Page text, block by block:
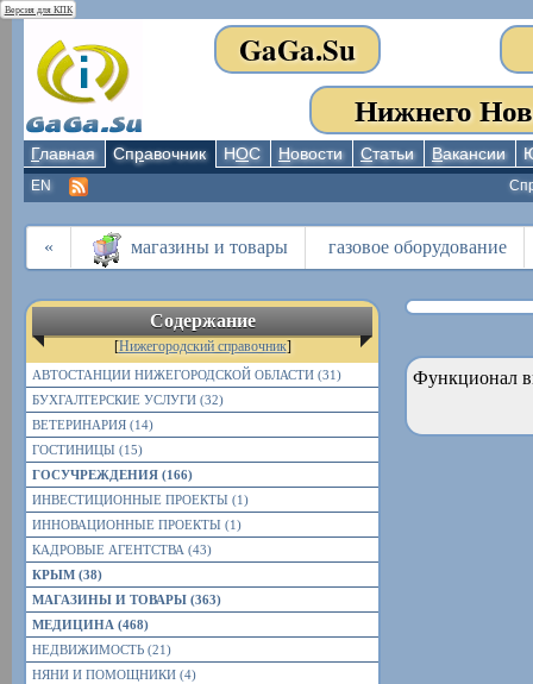
Версия для КПК
GaGa.Su
Нижнего
Главная Справочник НОС Новости Статьи Вакансии
EN
« магазины и товары газовое оборудование
Содержание
[Нижегородский справочник]
АВТОСТАНЦИИ НИЖЕГОРОДСКОЙ ОБЛАСТИ (31)
БУХГАЛТЕРСКИЕ УСЛУГИ (32)
ВЕТЕРИНАРИЯ (14)
ГОСТИНИЦЫ (15)
ГОСУЧРЕЖДЕНИЯ (166)
ИНВЕСТИЦИОННЫЕ ПРОЕКТЫ (1)
ИННОВАЦИОННЫЕ ПРОЕКТЫ (1)
КАДРОВЫЕ АГЕНТСТВА (43)
КРЫМ (38)
МАГАЗИНЫ И ТОВАРЫ (363)
МЕДИЦИНА (468)
НЕДВИЖИМОСТЬ (21)
НЯНИ И ПОМОЩНИКИ (4)
Функционал